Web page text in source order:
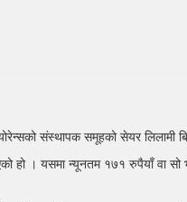
संस्थापक समूहको सेयर लिलामी
हो । यसमा न्यूनतम १७१ रुपैयाँ वा सो